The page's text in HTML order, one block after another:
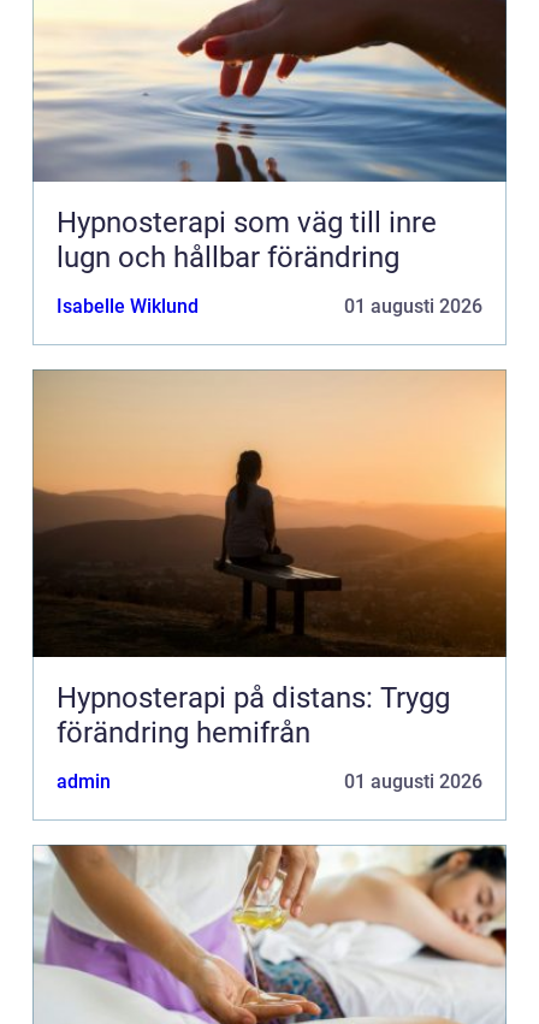
Hypnosterapi som väg till inre
lugn och hållbar förändring
Isabelle Wiklund 01 augusti 2026
Hypnosterapi på distans: Trygg
förändring hemifrån
admin 01 augusti 2026